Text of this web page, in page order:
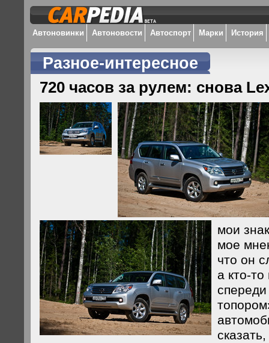
Автоновинки Автоновости Автоспорт Марки История
Разное-интересное
720 часов за рулем: снова
мои
мое
что он
а кто-